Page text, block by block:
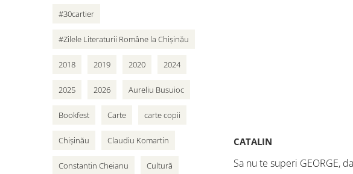
CATALIN
Sa nu te superi GEORGE,
#30cartier
#Zilele Literaturii Române la Chișinău
2018 2019 2020 2024
2025 2026 Aureliu Busuioc
Bookfest Carte carte copii
Chișinău Claudiu Komartin
Constantin Cheianu Cultură